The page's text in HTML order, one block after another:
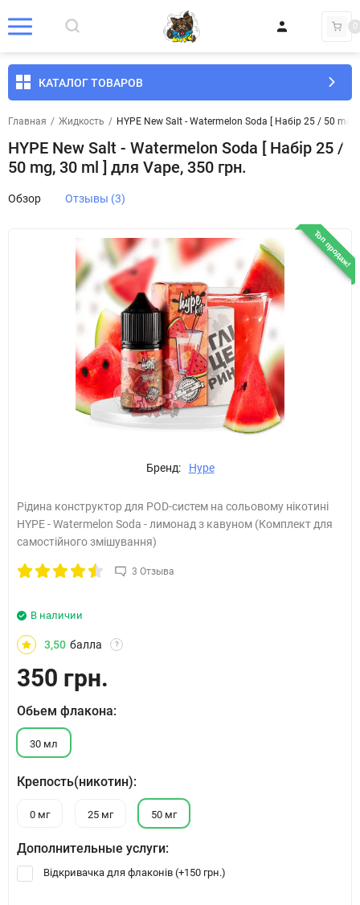
0
КАТАЛОГ ТОВАРОВ
Главная / Жидкость / HYPE New Salt - Watermelon Soda [ Набір 25 / 50 mg,
HYPE New Salt - Watermelon Soda [ Набір 25 /
50 mg, 30 ml ] для Vape, 350 грн.
Обзор Отзывы (3)
Топ продаж!
Бренд: Hype
Рідина конструктор для POD-систем на сольовому нікотині
HYPE - Watermelon Soda - лимонад з кавуном (Комплект для
самостійного змішування)
3 Отзыва
В наличии
3,50 балла ?
350 грн.
Обьем флакона:
30 мл
Крепость(никотин):
0 мг 25 мг 50 мг
Дополнительные услуги:
Відкривачка для флаконів (+150 грн.)